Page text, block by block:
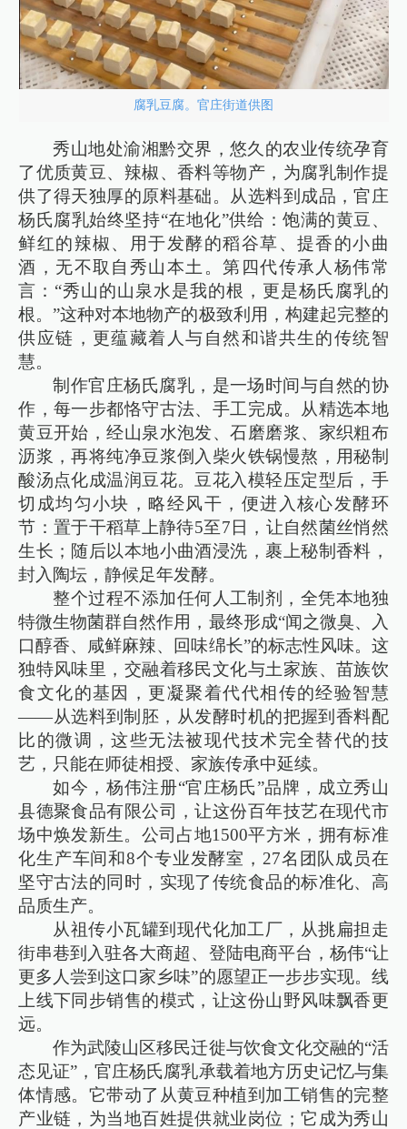
腐乳豆腐。官庄街道供图
秀山地处渝湘黔交界，悠久的农业传统孕育
了优质黄豆、辣椒、香料等物产，为腐乳制作提
供了得天独厚的原料基础。从选料到成品，官庄
杨氏腐乳始终坚持“在地化”供给：饱满的黄豆、
鲜红的辣椒、用于发酵的稻谷草、提香的小曲
酒，无不取自秀山本土。第四代传承人杨伟常
言：“秀山的山泉水是我的根，更是杨氏腐乳的
根。”这种对本地物产的极致利用，构建起完整的
供应链，更蕴藏着人与自然和谐共生的传统智
慧。
制作官庄杨氏腐乳，是一场时间与自然的协
作，每一步都恪守古法、手工完成。从精选本地
黄豆开始，经山泉水泡发、石磨磨浆、家织粗布
沥浆，再将纯净豆浆倒入柴火铁锅慢熬，用秘制
酸汤点化成温润豆花。豆花入模轻压定型后，手
切成均匀小块，略经风干，便进入核心发酵环
节：置于干稻草上静待5至7日，让自然菌丝悄然
生长；随后以本地小曲酒浸洗，裹上秘制香料，
封入陶坛，静候足年发酵。
整个过程不添加任何人工制剂，全凭本地独
特微生物菌群自然作用，最终形成“闻之微臭、入
口醇香、咸鲜麻辣、回味绵长”的标志性风味。这
独特风味里，交融着移民文化与土家族、苗族饮
食文化的基因，更凝聚着代代相传的经验智慧
——从选料到制胚，从发酵时机的把握到香料配
比的微调，这些无法被现代技术完全替代的技
艺，只能在师徒相授、家族传承中延续。
如今，杨伟注册“官庄杨氏”品牌，成立秀山
县德聚食品有限公司，让这份百年技艺在现代市
场中焕发新生。公司占地1500平方米，拥有标准
化生产车间和8个专业发酵室，27名团队成员在
坚守古法的同时，实现了传统食品的标准化、高
品质生产。
从祖传小瓦罐到现代化加工厂，从挑扁担走
街串巷到入驻各大商超、登陆电商平台，杨伟“让
更多人尝到这口家乡味”的愿望正一步步实现。线
上线下同步销售的模式，让这份山野风味飘香更
远。
作为武陵山区移民迁徙与饮食文化交融的“活
态见证”，官庄杨氏腐乳承载着地方历史记忆与集
体情感。它带动了从黄豆种植到加工销售的完整
产业链，为当地百姓提供就业岗位；它成为秀山